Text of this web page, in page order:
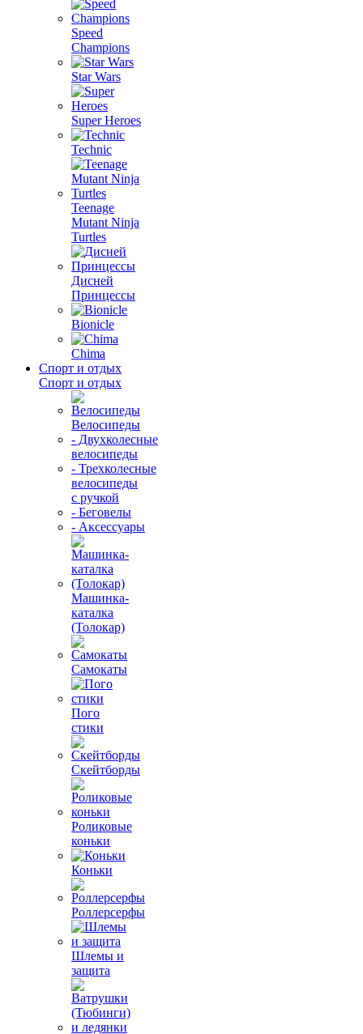
Speed
Champions
Star Wars
Super Heroes
Technic
Teenage
Mutant Ninja
Turtles
Дисней
Принцессы
Bionicle
Chima
Спорт и отдых
Спорт и отдых
Велосипеды
- Двухколесные
велосипеды
- Трехколесные
велосипеды
с ручкой
- Беговелы
- Аксессуары
Машинка-
каталка
(Толокар)
Самокаты
Пого
стики
Скейтборды
Роликовые
коньки
Коньки
Роллерсерфы
Шлемы и
защита